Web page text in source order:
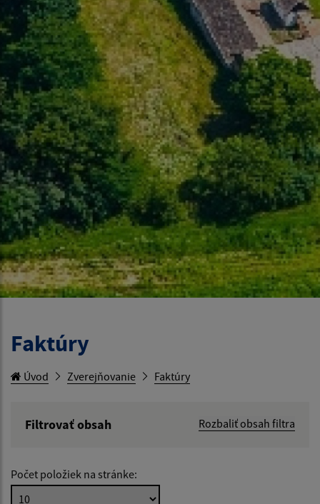
Faktúry
Úvod Zverejňovanie Faktúry
Filtrovať obsah
Rozbaliť obsah filtra
Hľadať v:
Počet položiek na stránke: